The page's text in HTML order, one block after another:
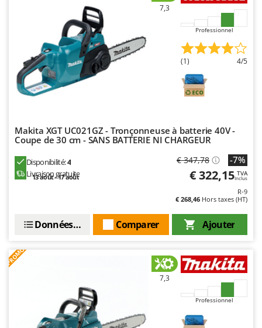
Mastercook
Masterpro
McCulloch
MCH
Michelin
Minox
Mockmill
More than chef
MOSA
Mowox
N
Novatec
7,3
Professionnel
(1) 4/5
Makita XGT UC021GZ - Tronçonneuse à batterie 40V -
Coupe de 30 cm - SANS BATTERIE NI CHARGEUR
Disponibilité:4
Livraison gratuite
13 août - 17 août
€ 347,78 -7%
€ 322,15 TVA
Inclus
R-9
€ 268,46 Hors taxes (HT)
Ajouter
Comparer
Données techniques
PROMO
7,3
Professionnel